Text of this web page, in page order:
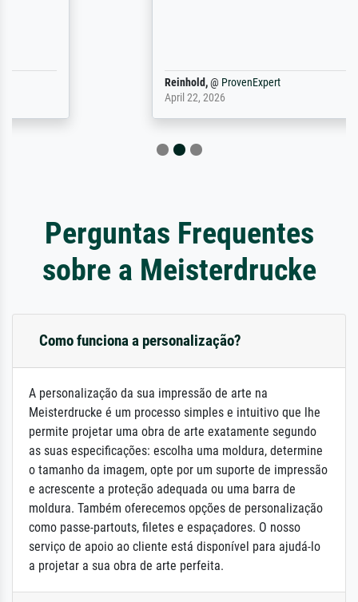
ProvenExpert
Perguntas Frequentes
sobre a Meisterdrucke
Como funciona a personalização?
A personalização da sua impressão de arte na
Meisterdrucke é um processo simples e intuitivo que lhe
permite projetar uma obra de arte exatamente segundo
as suas especificações: escolha uma moldura, determine
o tamanho da imagem, opte por um suporte de impressão
e acrescente a proteção adequada ou uma barra de
moldura. Também oferecemos opções de personalização
como passe-partouts, filetes e espaçadores. O nosso
serviço de apoio ao cliente está disponível para ajudá-lo
a projetar a sua obra de arte perfeita.